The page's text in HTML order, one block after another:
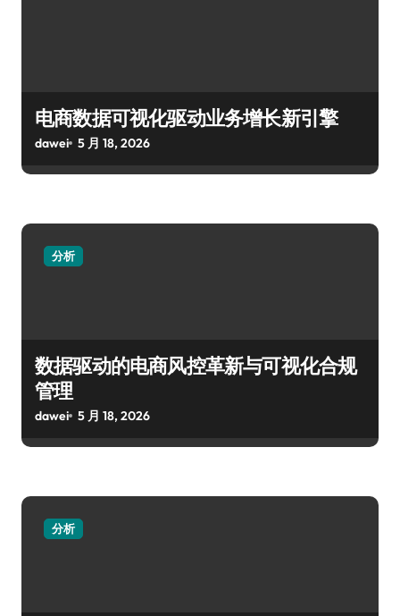
电商数据可视化驱动业务增长新引擎
dawei 5 月 18, 2026
分析
数据驱动的电商风控革新与可视化合规
管理
dawei 5 月 18, 2026
分析